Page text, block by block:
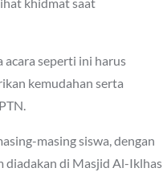
acara seperti ini harus
kemudahan serta
masing siswa, dengan
diadakan di Masjid Al-Iklhas